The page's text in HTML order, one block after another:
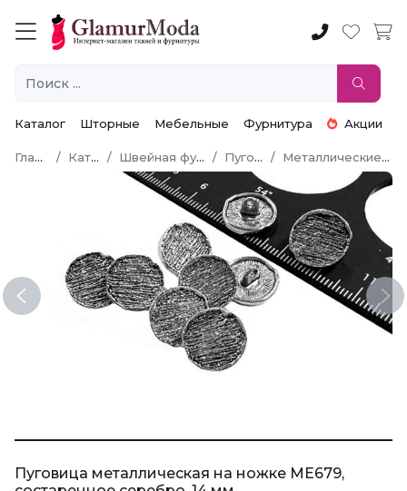
Каталог Шторные Мебельные Фурнитура Акции
Главная Каталог Швейная фурнитура Пуговицы Металлические пуговицы
Previous
Пуговица металлическая на ножке ME679,